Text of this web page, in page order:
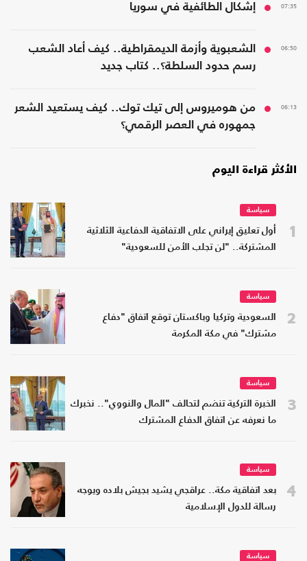
07:35 إشكال الطائفية في سوريا
06:50
الشعبوية وأزمة الديمقراطية.. كيف أعاد الشعب
رسم حدود السلطة؟.. كتاب جديد
06:13
من هوميروس إلى تيك توك.. كيف يستعيد الشعر
جمهوره في العصر الرقمي؟
الأكثر قراءة اليوم
1
سياسة
أول تعليق إيراني على الاتفاقية الدفاعية الثلاثية
المشتركة.. "لن تجلب الأمن للسعودية"
2
سياسة
السعودية وتركيا وباكستان توقع اتفاق "دفاع
مشترك" في مكة المكرمة
3
سياسة
الخبرة التركية تنضم لتحالف "المال والنووي".. نخبرك
ما نعرفه عن اتفاق الدفاع المشترك
4
سياسة
بعد اتفاقية مكة.. عراقجي يشيد بجيش بلاده ويوجه
رسالة للدول الإسلامية
سياسة